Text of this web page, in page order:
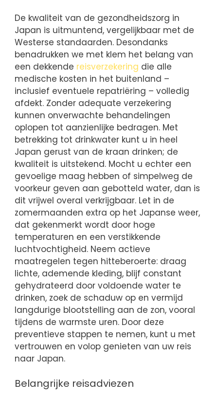
De kwaliteit van de gezondheidszorg in
Japan is uitmuntend, vergelijkbaar met de
Westerse standaarden. Desondanks
benadrukken we met klem het belang van
een dekkende reisverzekering die alle
medische kosten in het buitenland –
inclusief eventuele repatriëring – volledig
afdekt. Zonder adequate verzekering
kunnen onverwachte behandelingen
oplopen tot aanzienlijke bedragen. Met
betrekking tot drinkwater kunt u in heel
Japan gerust van de kraan drinken; de
kwaliteit is uitstekend. Mocht u echter een
gevoelige maag hebben of simpelweg de
voorkeur geven aan gebotteld water, dan is
dit vrijwel overal verkrijgbaar. Let in de
zomermaanden extra op het Japanse weer,
dat gekenmerkt wordt door hoge
temperaturen en een verstikkende
luchtvochtigheid. Neem actieve
maatregelen tegen hitteberoerte: draag
lichte, ademende kleding, blijf constant
gehydrateerd door voldoende water te
drinken, zoek de schaduw op en vermijd
langdurige blootstelling aan de zon, vooral
tijdens de warmste uren. Door deze
preventieve stappen te nemen, kunt u met
vertrouwen en volop genieten van uw reis
naar Japan.
Belangrijke reisadviezen